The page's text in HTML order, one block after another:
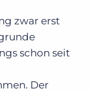
zwar erst
schon seit
Der